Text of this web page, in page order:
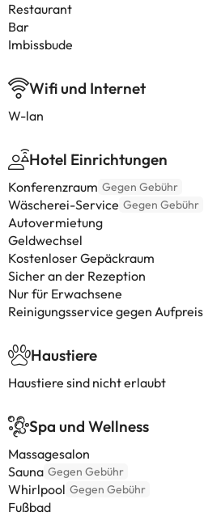
Restaurant
Bar
Imbissbude
Wifi und Internet
W-lan
Hotel Einrichtungen
Konferenzraum Gegen Gebühr
Wäscherei-Service Gegen Gebühr
Autovermietung
Geldwechsel
Kostenloser Gepäckraum
Sicher an der Rezeption
Nur für Erwachsene
Reinigungsservice gegen Aufpreis
Haustiere
Haustiere sind nicht erlaubt
Spa und Wellness
Massagesalon
Sauna Gegen Gebühr
Whirlpool Gegen Gebühr
Fußbad